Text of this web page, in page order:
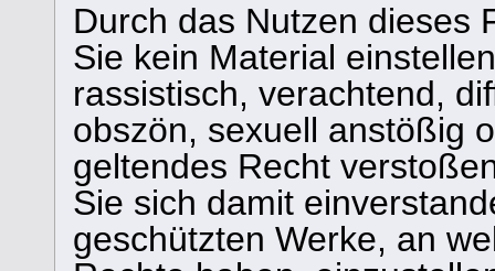
Durch das Nutzen dieses
Sie kein Material
rassistisch, verachtend,
obszön, sexuell anstößig
geltendes Recht
Sie sich damit
geschützten Werke, an